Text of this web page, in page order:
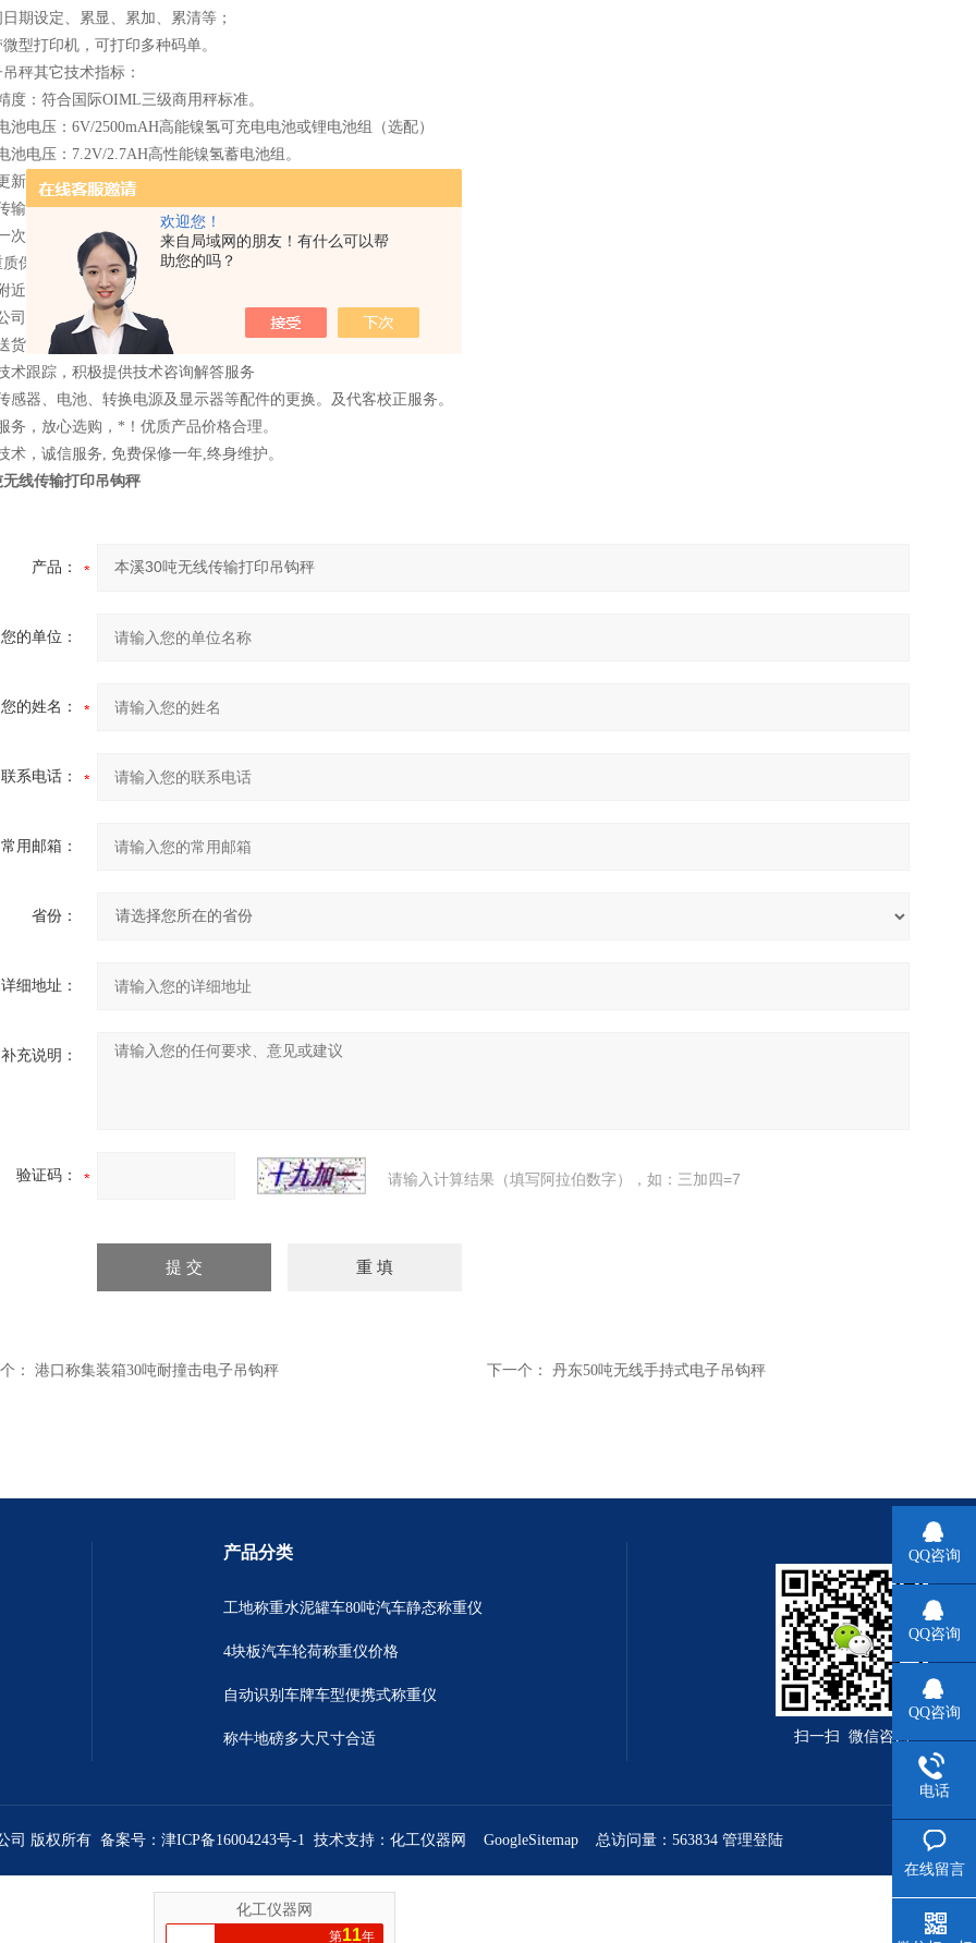
欢迎您！
来自局域网的朋友！有什么可以帮
助您的吗？
期设定、累显、累加、累清等；
型打印机，可打印多种码单。
秤其它技术指标：
度：符合国际OIML三级商用秤标准。
池电压：6V/2500mAH高能镍氢可充电电池或锂电池组（选配）
池电压：7.2V/2.7AH高性能镍氢蓄电池组。
新速度：6次/秒。
输距离：200米。
次充电连续工作时间：大于100小时。
质保说明：
近地区24小时内上门服务 。
司购买的产品一年免费保修，终身提供维护服务。
货上门，安装调试。
术跟踪，积极提供技术咨询解答服务
感器、电池、转换电源及显示器等配件的更换。及代客校正服务。
务，放心选购，*！优质产品价格合理。
术，诚信服务, 免费保修一年,终身维护。
无线传输打印吊钩秤
产品：
您的单位：
您的姓名：
联系电话：
常用邮箱：
省份：
详细地址：
补充说明：
验证码： 请输入计算结果（填写阿拉伯数字），如：三加四=7
： 港口称集装箱30吨耐撞击电子吊钩秤 下一个： 丹东50吨无线手持式电子吊钩秤
产品分类
工地称重水泥罐车80吨汽车静态称重仪
4块板汽车轮荷称重仪价格
自动识别车牌车型便携式称重仪
称牛地磅多大尺寸合适 扫一扫 微信咨询
司 版权所有 备案号： 津ICP备16004243号-1 技术支持： 化工仪器网 GoogleSitemap 总访问量：563834 管理登陆
QQ咨询
QQ咨询
QQ咨询
电话
在线留言
化工仪器网
第11年